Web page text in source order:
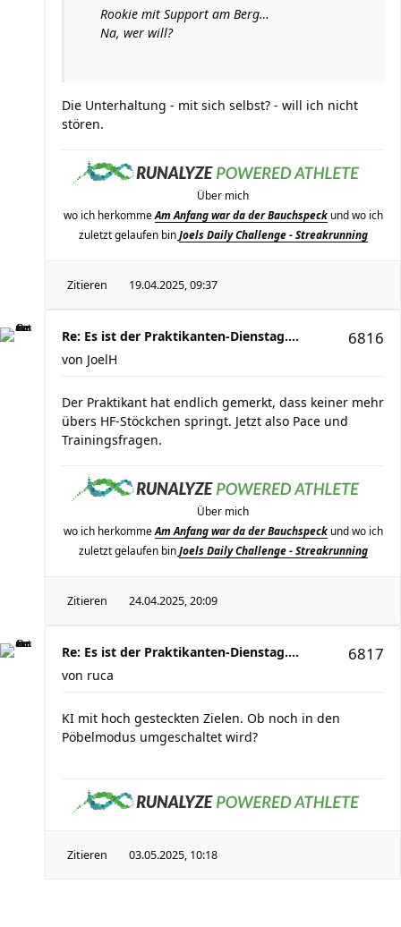
Rookie mit Support am Berg…
Na, wer will?
Die Unterhaltung - mit sich selbst? - will ich nicht
stören.
Über mich
wo ich herkommeAm Anfang war da der Bauchspeckund wo ich
zuletzt gelaufen binJoels Daily Challenge - Streakrunning
Zitieren 19.04.2025, 09:37
Re: Es ist der Praktikanten-Dienstag.... 6816
von JoelH
Der Praktikant hat endlich gemerkt, dass keiner mehr
übers HF-Stöckchen springt. Jetzt also Pace und
Trainingsfragen.
Über mich
wo ich herkommeAm Anfang war da der Bauchspeckund wo ich
zuletzt gelaufen binJoels Daily Challenge - Streakrunning
Zitieren 24.04.2025, 20:09
Re: Es ist der Praktikanten-Dienstag.... 6817
von ruca
KI mit hoch gesteckten Zielen. Ob noch in den
Pöbelmodus umgeschaltet wird?
Zitieren 03.05.2025, 10:18